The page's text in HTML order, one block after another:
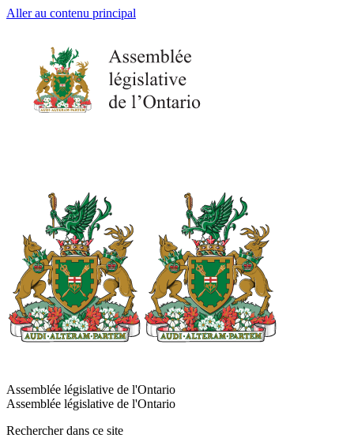
Aller au contenu principal
Assemblée législative de l'Ontario
Assemblée législative de l'Ontario
Rechercher dans ce site